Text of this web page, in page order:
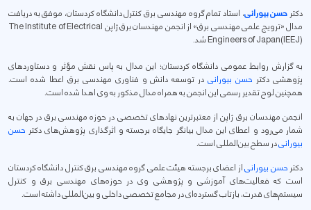
دکترحسن بیورانی، استاد تمام گروه مهندسی برق کنترل دانشگاه کردستان، موفق به دریافت
مدال «ترویج علمی مهندسی برق» از انجمن مهندسان برق ژاپن The Institute of Electrical
Engineers of Japan(IEEJ) شد.
به گزارش روابط عمومی دانشگاه کردستان؛ این مدال به پاس نقش مؤثر و دستاوردهای
پژوهشی دکتر حسن بیورانیدر توسعه دانش و فناوری مهندسی برق اعطا شده است.
همچنین لوح تقدیر رسمی این انجمن به همراه مدال مذکور به وی اهدا شده است.
انجمن مهندسان برق ژاپن از معتبرترین نهادهای تخصصی در حوزه مهندسی برق در جهان به
شمار می‌رود و اعطای این مدال بیانگر جایگاه برجسته و اثرگذاری پژوهش‌های دکتر حسن
بیورانیدر سطح بین‌المللی است.
دکترحسن بیورانیاز اعضای برجسته هیئت علمی گروه مهندسی برق کنترل دانشگاه کردستان
است که فعالیت‌های آموزشی و پژوهشی وی در حوزه‌های مهندسی برق و کنترل
سیستم‌های قدرت، بازتاب گسترده‌ای در مجامع تخصصی داخلی و بین‌المللی داشته است.